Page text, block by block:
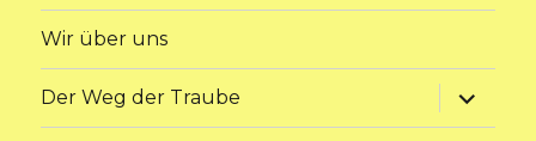
Wir über uns
Der Weg der Traube